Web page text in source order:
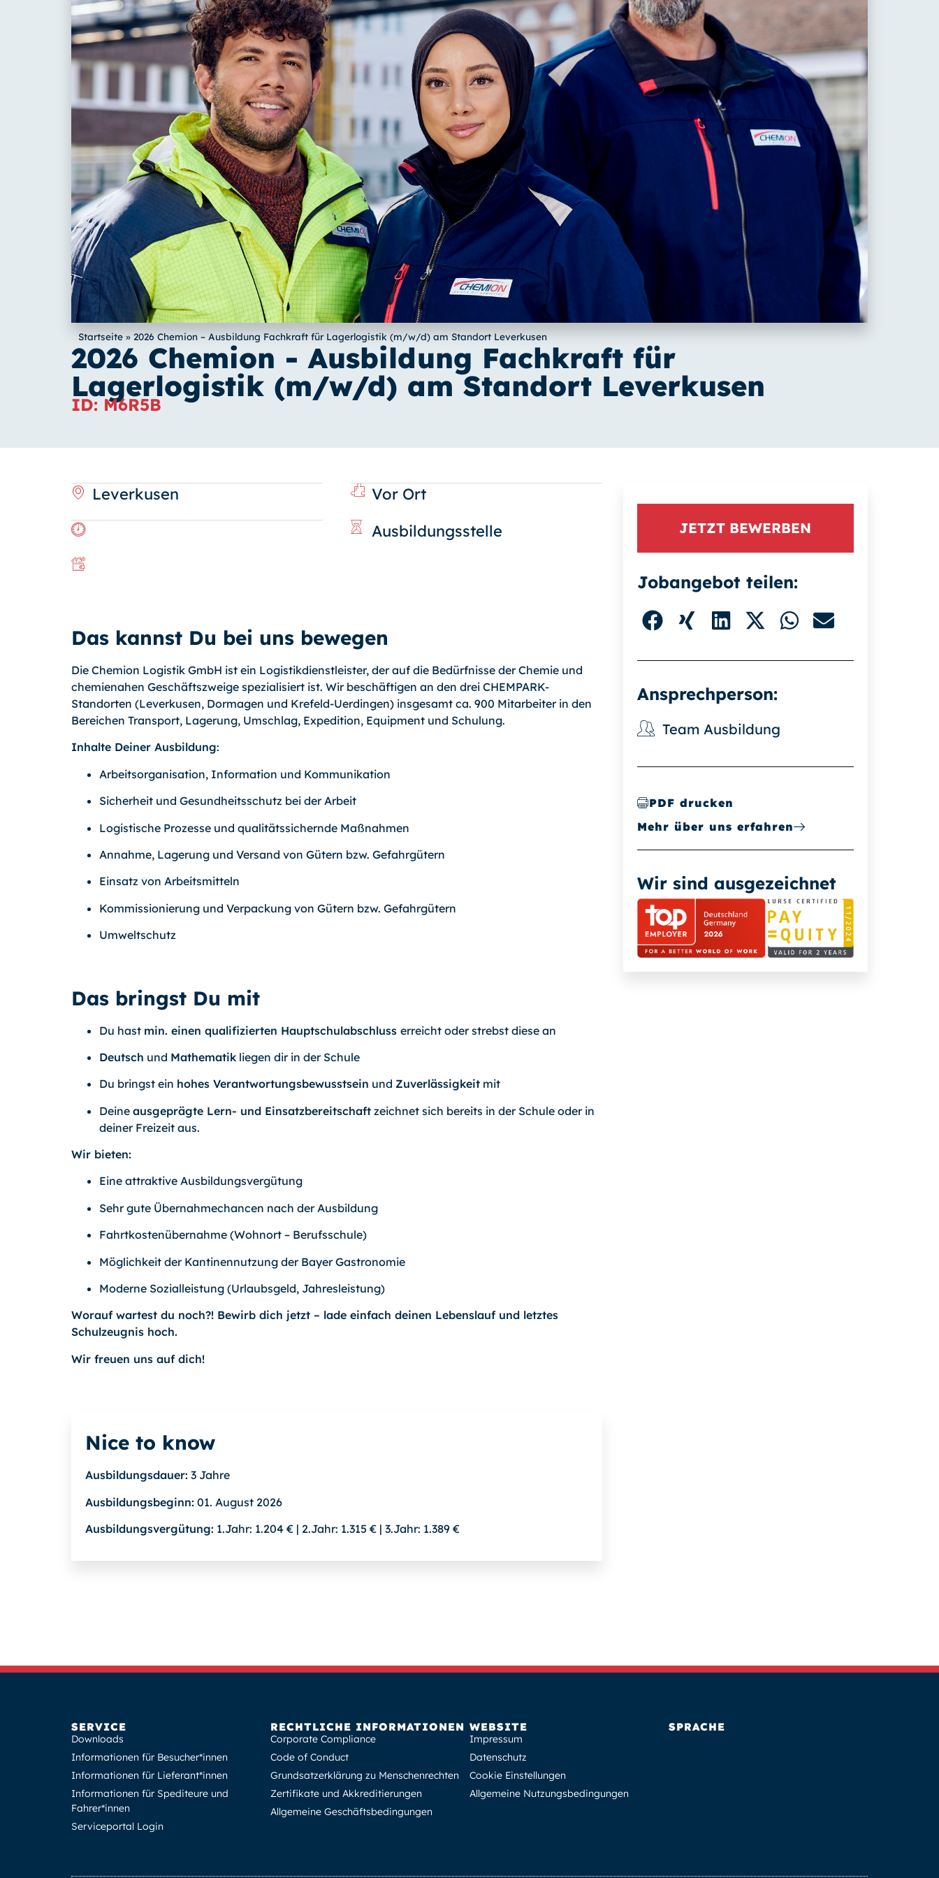
Startseite » 2026 Chemion – Ausbildung Fachkraft für Lagerlogistik (m/w/d) am Standort Leverkusen
2026 Chemion - Ausbildung Fachkraft für
Lagerlogistik (m/w/d) am Standort Leverkusen
ID: M6R5B
Leverkusen
Vor Ort
Ausbildungsstelle
Das kannst Du bei uns bewegen
Die Chemion Logistik GmbH ist ein Logistikdienstleister, der auf die Bedürfnisse der Chemie und
chemienahen Geschäftszweige spezialisiert ist. Wir beschäftigen an den drei CHEMPARK-
Standorten (Leverkusen, Dormagen und Krefeld-Uerdingen) insgesamt ca. 900 Mitarbeiter in den
Bereichen Transport, Lagerung, Umschlag, Expedition, Equipment und Schulung.
Inhalte Deiner Ausbildung:
Arbeitsorganisation, Information und Kommunikation
Sicherheit und Gesundheitsschutz bei der Arbeit
Logistische Prozesse und qualitätssichernde Maßnahmen
Annahme, Lagerung und Versand von Gütern bzw. Gefahrgütern
Einsatz von Arbeitsmitteln
Kommissionierung und Verpackung von Gütern bzw. Gefahrgütern
Umweltschutz
Das bringst Du mit
Du hast min. einen qualifizierten Hauptschulabschluss erreicht oder strebst diese an
Deutsch und Mathematik liegen dir in der Schule
Du bringst ein hohes Verantwortungsbewusstsein und Zuverlässigkeit mit
Deine ausgeprägte Lern- und Einsatzbereitschaft zeichnet sich bereits in der Schule oder in
deiner Freizeit aus.
Wir bieten:
Eine attraktive Ausbildungsvergütung
Sehr gute Übernahmechancen nach der Ausbildung
Fahrtkostenübernahme (Wohnort – Berufsschule)
Möglichkeit der Kantinennutzung der Bayer Gastronomie
Moderne Sozialleistung (Urlaubsgeld, Jahresleistung)
Worauf wartest du noch?! Bewirb dich jetzt – lade einfach deinen Lebenslauf und letztes
Schulzeugnis hoch.
Wir freuen uns auf dich!
Nice to know
Ausbildungsdauer: 3 Jahre
Ausbildungsbeginn: 01. August 2026
Ausbildungsvergütung: 1.Jahr: 1.204 € | 2.Jahr: 1.315 € | 3.Jahr: 1.389 €
JETZT BEWERBEN
Jobangebot teilen:
Ansprechperson:
Team Ausbildung
PDF drucken
Mehr über uns erfahren
Wir sind ausgezeichnet
SERVICE
Downloads
Informationen für Besucher*innen
Informationen für Lieferant*innen
Informationen für Spediteure und
Fahrer*innen
Serviceportal Login
RECHTLICHE INFORMATIONEN
Corporate Compliance
Code of Conduct
Grundsatzerklärung zu Menschenrechten
Zertifikate und Akkreditierungen
Allgemeine Geschäftsbedingungen
WEBSITE
Impressum
Datenschutz
Cookie Einstellungen
Allgemeine Nutzungsbedingungen
SPRACHE